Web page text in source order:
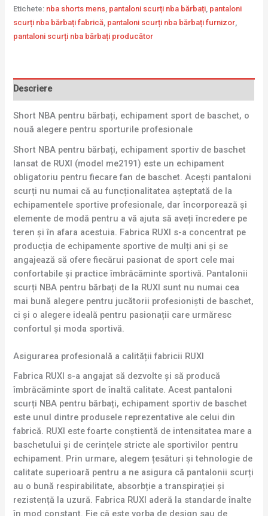
Etichete: nba shorts mens pantaloni scurți nba bărbați pantaloni
scurți nba bărbați fabrică pantaloni scurți nba bărbați furnizor
pantaloni scurți nba bărbați producător
Descriere
Short NBA pentru bărbați, echipament sport de baschet, o
nouă alegere pentru sporturile profesionale
Short NBA pentru bărbați, echipament sportiv de baschet
lansat de RUXI (model me2191) este un echipament
obligatoriu pentru fiecare fan de baschet. Acești pantaloni
scurți nu numai că au funcționalitatea așteptată de la
echipamentele sportive profesionale, dar încorporează și
elemente de modă pentru a vă ajuta să aveți încredere pe
teren și în afara acestuia. Fabrica RUXI s-a concentrat pe
producția de echipamente sportive de mulți ani și se
angajează să ofere fiecărui pasionat de sport cele mai
confortabile și practice îmbrăcăminte sportivă. Pantalonii
scurți NBA pentru bărbați de la RUXI sunt nu numai cea
mai bună alegere pentru jucătorii profesioniști de baschet,
ci și o alegere ideală pentru pasionații care urmăresc
confortul și moda sportivă.
Asigurarea profesională a calității fabricii RUXI
Fabrica RUXI s-a angajat să dezvolte și să producă
îmbrăcăminte sport de înaltă calitate. Acest pantaloni
scurți NBA pentru bărbați, echipament sportiv de baschet
este unul dintre produsele reprezentative ale celui din
fabrică. RUXI este foarte conștientă de intensitatea mare a
baschetului și de cerințele stricte ale sportivilor pentru
echipament. Prin urmare, alegem țesături și tehnologie de
calitate superioară pentru a ne asigura că pantalonii scurți
au o bună respirabilitate, absorbție a transpirației și
rezistență la uzură. Fabrica RUXI aderă la standarde înalte
în mod constant. Fie că este vorba de design sau de